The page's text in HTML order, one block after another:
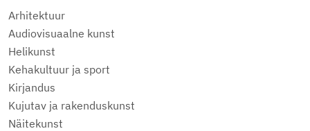
Arhitektuur
Audiovisuaalne kunst
Helikunst
Kehakultuur ja sport
Kirjandus
Kujutav ja rakenduskunst
Näitekunst